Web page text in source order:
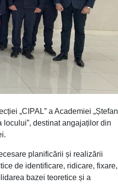
„CIPAL” a Academiei „Ștefan
locului”, destinat angajaților din
planificării și realizării
de identificare, ridicare, fixare,
bazei teoretice și a